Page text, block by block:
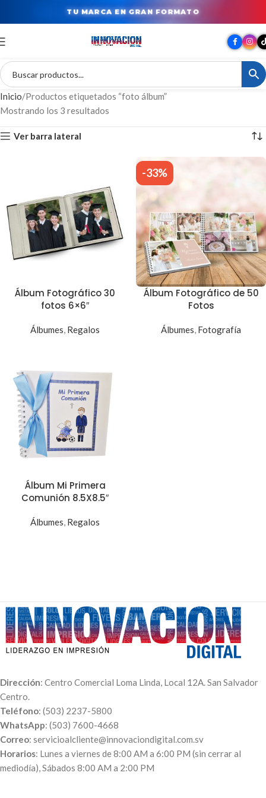
TU MARCA EN GRAN FORMATO
Inicio Productos etiquetados “foto álbum”
Mostrando los 3 resultados
Ver barra lateral
Álbum Fotográfico 30
fotos 6×6″
Álbumes, Regalos
-33%
Álbum Fotográfico de 50
Fotos
Álbumes, Fotografía
Álbum Mi Primera
Comunión 8.5X8.5″
Álbumes, Regalos
Dirección: Centro Comercial Loma Linda, Local 12A. San Salvador
Centro.
Teléfono: (503) 2237-5800
WhatsApp: (503) 7600-4668
Correo: servicioalcliente@innovaciondigital.com.sv
Horarios: Lunes a viernes de 8:00 AM a 6:00 PM (sin cerrar al
mediodía), Sábados 8:00 AM a 2:00 PM